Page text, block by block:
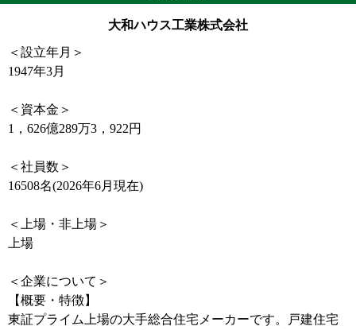
大和ハウス工業株式会社
＜設立年月＞
1947年3月
＜資本金＞
1，626億289万3，922円
＜社員数＞
16508名(2026年6月現在)
＜上場・非上場＞
上場
＜企業について＞
【概要・特徴】
東証プライム上場の大手総合住宅メーカーです。戸建住宅